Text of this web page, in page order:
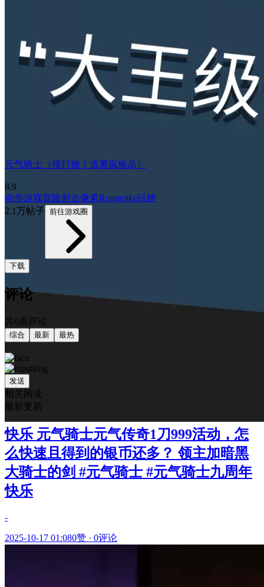
元气骑士（搜打撤！逃离疯猴岛）
8.9
动作游戏冒险射击像素Roguelike玩梗
2.1万帖子 前往游戏圈
下载
评论
共0条评论
综合 最新 最热
发送
相关阅读
最新更新
快乐 元气骑士元气传奇1刀999活动，怎
么快速且得到的银币还多？ 领主加暗黑
大骑士的剑 #元气骑士 #元气骑士九周年
快乐
-
2025-10-17 01:080赞 · 0评论